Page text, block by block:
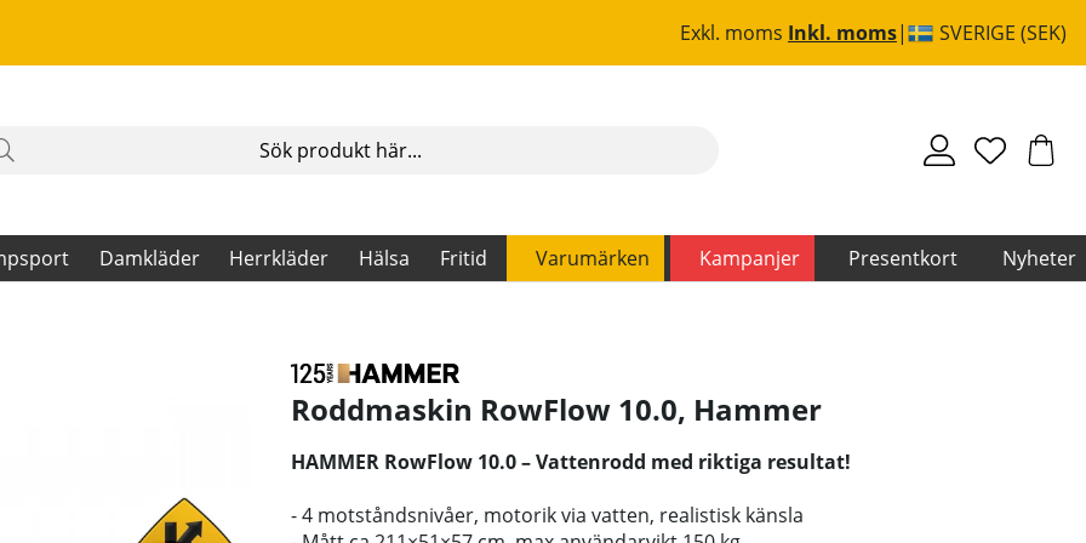
Exkl. moms Inkl. moms SVERIGE (SEK)
Damkläder Herrkläder Hälsa Fritid Varumärken Kampanjer Presentkort Nyheter
Roddmaskin RowFlow 10.0, Hammer
HAMMER RowFlow 10.0 – Vattenrodd med riktiga resultat!
- 4 motståndsnivåer, motorik via vatten, realistisk känsla